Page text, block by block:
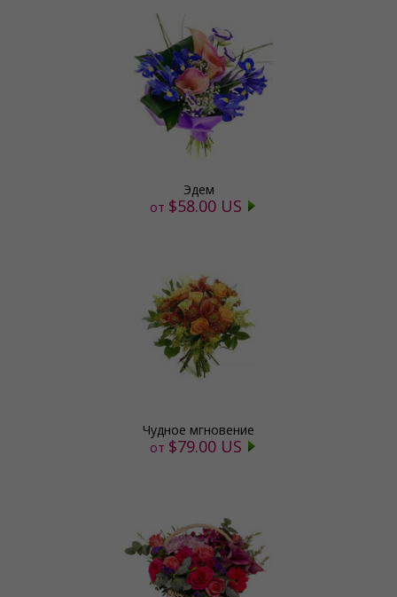
Эдем
от $58.00 US
Чудное мгновение
от $79.00 US